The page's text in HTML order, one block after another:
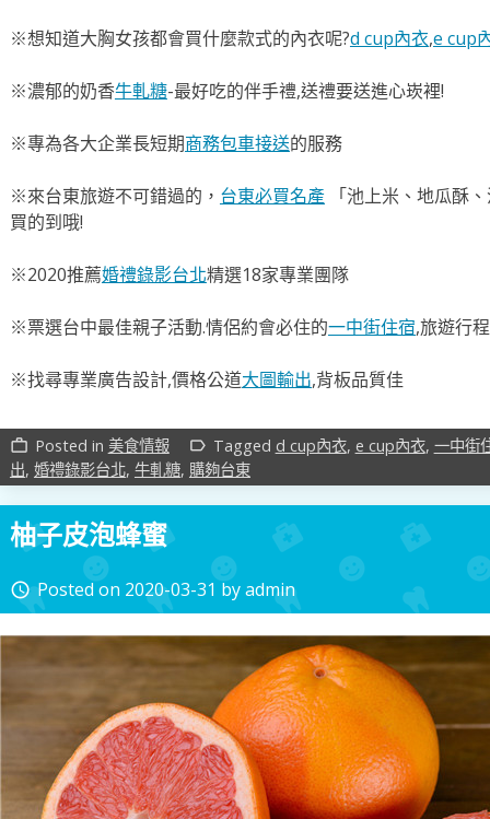
※想知道大胸女孩都會買什麼款式的內衣呢?d cup內衣,e cup
※濃郁的奶香牛軋糖-最好吃的伴手禮,送禮要送進心崁裡!
※專為各大企業長短期商務包車接送的服務
※來台東旅遊不可錯過的， 台東必買名產「池上米、地瓜酥
買的到哦!
※2020推薦婚禮錄影台北精選18家專業團隊
※票選台中最佳親子活動.情侶約會必住的一中街住宿,旅遊行
※找尋專業廣告設計,價格公道大圖輸出,背板品質佳
work_outline Posted in 美食情報 label_outline Tagged d cup內衣, e cup內衣, 一中街
出, 婚禮錄影台北, 牛軋糖, 購夠台東
柚子皮泡蜂蜜
access_time Posted on 2020-03-31 byadmin